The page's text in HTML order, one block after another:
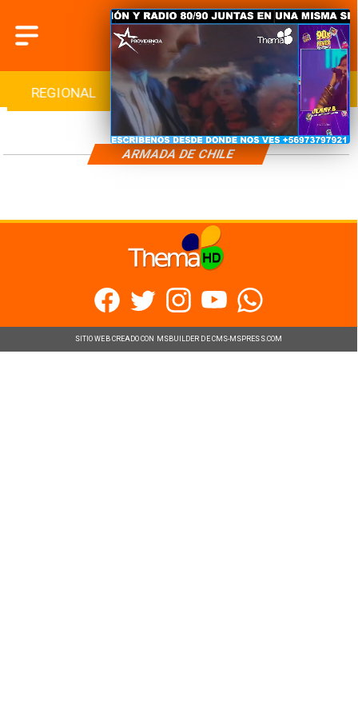
REGIONAL INTERNACIONAL DEPORTES
ARMADA DE CHILE
SITIO WEB CREADO CON MSBUILDER DE CMS-MSPRESS.COM